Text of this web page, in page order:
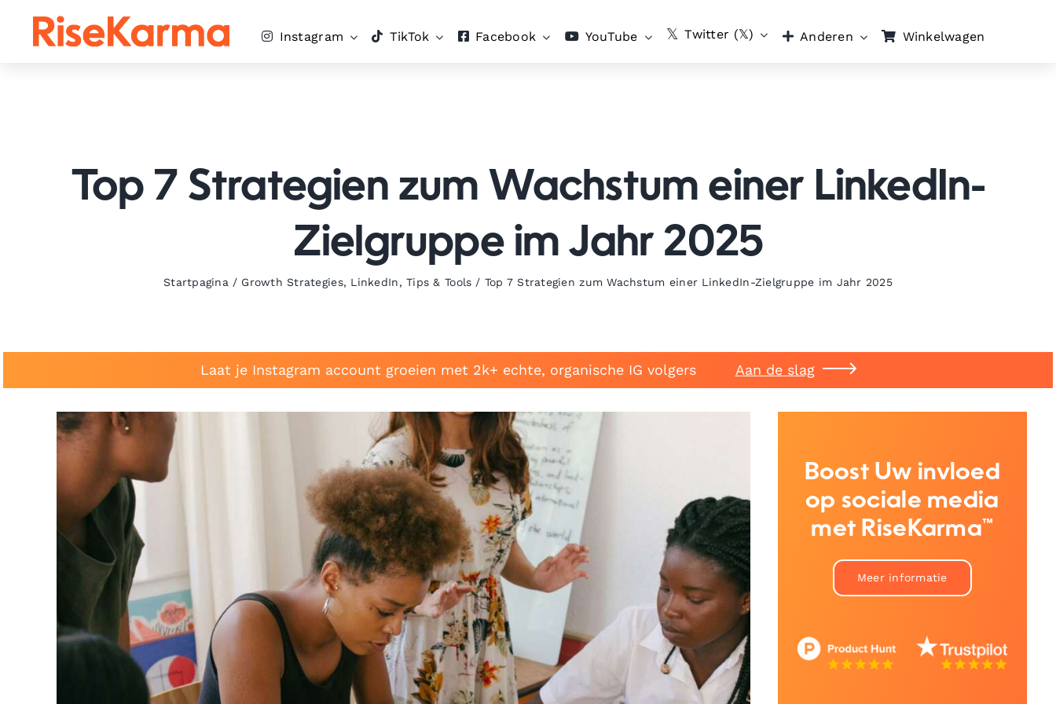
Instagram TikTok Facebook YouTube Twitter (𝕏) Anderen Winkelwagen
Top 7 Strategien zum Wachstum einer LinkedIn-
Zielgruppe im Jahr 2025
Startpagina / Growth Strategies, LinkedIn,Tips & Tools / Top 7 Strategien zum Wachstum einer LinkedIn-Zielgruppe im Jahr 2025
Laat je Instagram account groeien met 2k+ echte, organische IG volgers Aan de slag
Boost Uw invloed
op sociale media
met RiseKarma™
Meer informatie